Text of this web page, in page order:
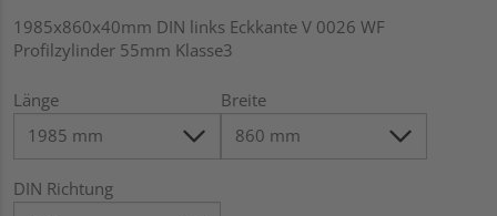
1985x860x40mm DIN links Eckkante V 0026 WF
Profilzylinder 55mm Klasse3
Länge Breite
DIN Richtung